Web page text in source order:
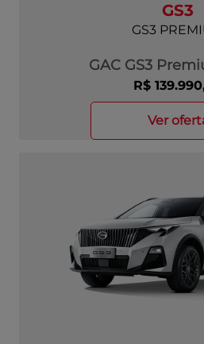
GS3
GS3
GAC GS3
R$
ver